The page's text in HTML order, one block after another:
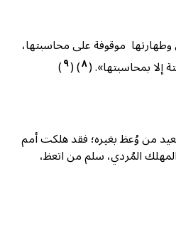
وطهارتها موقوفة على محاسبتها،
إلا بمحاسبتها». (٨) (٩)
من وُعظ بغيره؛ فقد هلكت أمم
المُردي، سلم من اتعظ،